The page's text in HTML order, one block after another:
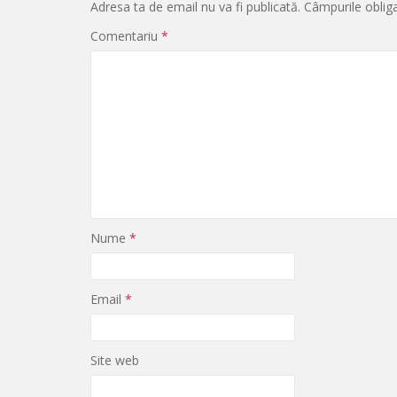
Adresa ta de email nu va fi publicată. Câmpurile
Comentariu *
Nume *
Email *
Site web